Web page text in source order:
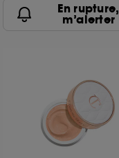
En rupture,
m’alerter